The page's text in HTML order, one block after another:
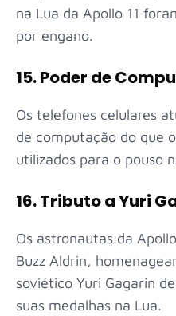
na Lua da Apollo 11
por engano.
15. Poder de
Os telefones celulares
de computação do que
utilizados para o pouso
16. Tributo a Yuri
Os astronautas da
Buzz Aldrin,
soviético Yuri Gagarin
suas medalhas na Lua.